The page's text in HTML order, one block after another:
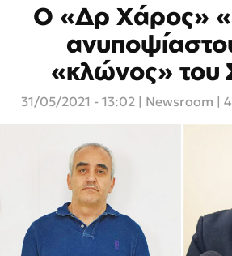
Ο «Δρ Χάρος»
«κλώνος»
31/05/2021 - 13:02 Newsroom |